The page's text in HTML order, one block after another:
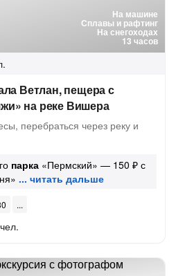
На машине
Сплавы и рафтинг
На снегоходах
13 часов
Ветлан, пещера с
на реке Вишера
перебраться через реку и
парка «Пермский» — 150 ₽ с